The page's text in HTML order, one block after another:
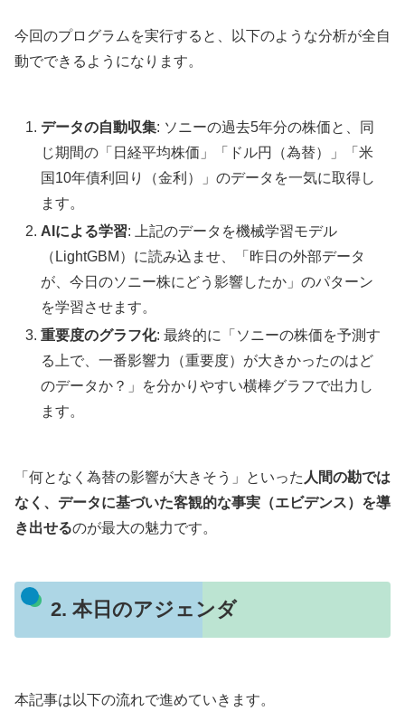
今回のプログラムを実行すると、以下のような分析が全自
動でできるようになります。
データの自動収集: ソニーの過去5年分の株価と、同
じ期間の「日経平均株価」「ドル円（為替）」「米
国10年債利回り（金利）」のデータを一気に取得し
ます。
AIによる学習: 上記のデータを機械学習モデル
（LightGBM）に読み込ませ、「昨日の外部データ
が、今日のソニー株にどう影響したか」のパターン
を学習させます。
重要度のグラフ化: 最終的に「ソニーの株価を予測す
る上で、一番影響力（重要度）が大きかったのはど
のデータか？」を分かりやすい横棒グラフで出力し
ます。
「何となく為替の影響が大きそう」といった 人間の勘では
なく、データに基づいた客観的な事実（エビデンス）を導
き出せるのが最大の魅力です。
2. 本日のアジェンダ
本記事は以下の流れで進めていきます。